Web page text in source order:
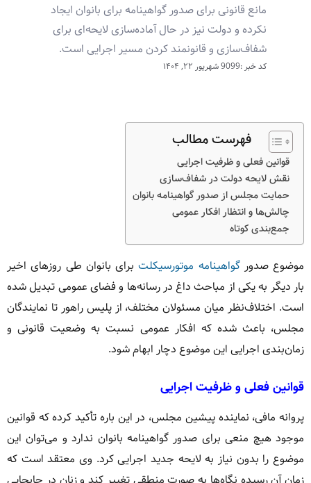
مانع قانونی برای صدور گواهینامه برای بانوان ایجاد
نکرده و دولت نیز در حال آماده‌سازی لایحه‌ای برای
شفاف‌سازی و قانونمند کردن مسیر اجرایی است.
کد خبر :9099 شهریور ۲۲, ۱۴۰۴
فهرست مطالب
قوانین فعلی و ظرفیت اجرایی
نقش لایحه دولت در شفاف‌سازی
حمایت مجلس از صدور گواهینامه بانوان
چالش‌ها و انتظار افکار عمومی
جمع‌بندی کوتاه
موضوع صدور گواهینامه موتورسیکلتبرای بانوان طی روزهای اخیر
بار دیگر به یکی از مباحث داغ در رسانه‌ها و فضای عمومی تبدیل شده
است. اختلاف‌نظر میان مسئولان مختلف، از پلیس راهور تا نمایندگان
مجلس، باعث شده که افکار عمومی نسبت به وضعیت قانونی و
زمان‌بندی اجرایی این موضوع دچار ابهام شود.
قوانین فعلی و ظرفیت اجرایی
پروانه مافی، نماینده پیشین مجلس، در این باره تأکید کرده که قوانین
موجود هیچ منعی برای صدور گواهینامه بانوان ندارد و می‌توان این
موضوع را بدون نیاز به لایحه جدید اجرایی کرد. وی معتقد است که